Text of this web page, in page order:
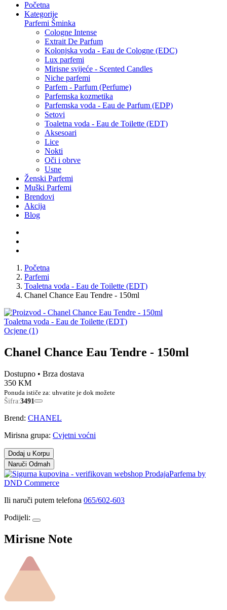
Početna
Kategorije
Parfemi Šminka
Cologne Intense
Extrait De Parfum
Kolonjska voda - Eau de Cologne (EDC)
Lux parfemi
Mirisne svijeće - Scented Candles
Niche parfemi
Parfem - Parfum (Perfume)
Parfemska kozmetika
Parfemska voda - Eau de Parfum (EDP)
Setovi
Toaletna voda - Eau de Toilette (EDT)
Aksesoari
Lice
Nokti
Oči i obrve
Usne
Ženski Parfemi
Muški Parfemi
Brendovi
Akcija
Blog
Početna
Parfemi
Toaletna voda - Eau de Toilette (EDT)
Chanel Chance Eau Tendre - 150ml
Toaletna voda - Eau de Toilette (EDT)
Ocjene (1)
Chanel Chance Eau Tendre - 150ml
Dostupno • Brza dostava
350 KM
Ponuda ističe za: uhvatite je dok možete
Šifra:3491
Brend: CHANEL
Mirisna grupa: Cvjetni voćni
Dodaj u Korpu
Naruči Odmah
Ili naruči putem telefona 065/602-603
Podijeli:
Mirisne Note